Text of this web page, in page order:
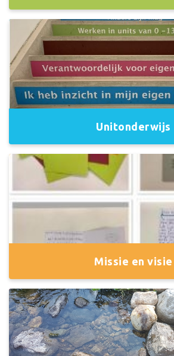
Unitonderwijs
Missie en visie